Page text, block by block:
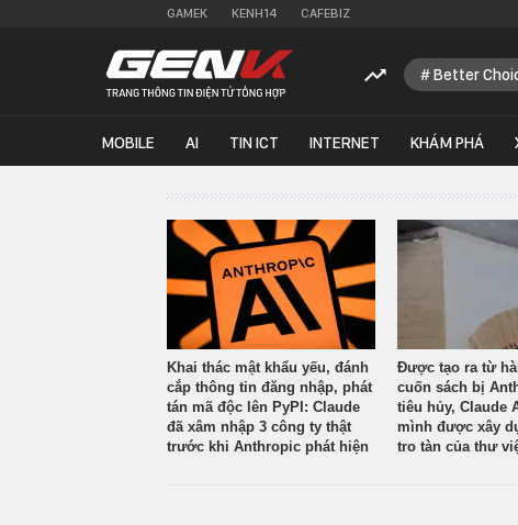
GAMEK KENH14 CAFEBIZ
Better
MOBILE AI TIN ICT INTERNET KHÁM PHÁ
Khai thác mật khẩu yếu, đánh
cắp thông tin đăng nhập, phát
tán mã độc lên PyPI: Claude
đã xâm nhập 3 công ty thật
trước khi Anthropic phát hiện
Được tạo ra từ
cuốn sách bị
tiêu hủy, Claude
mình được xây
tro tàn của thư